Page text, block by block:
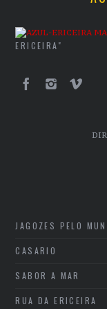
ERICEIRA"
JAGOZES PELO
CASARIO
SABOR A MAR
RUA DA ERICEIRA